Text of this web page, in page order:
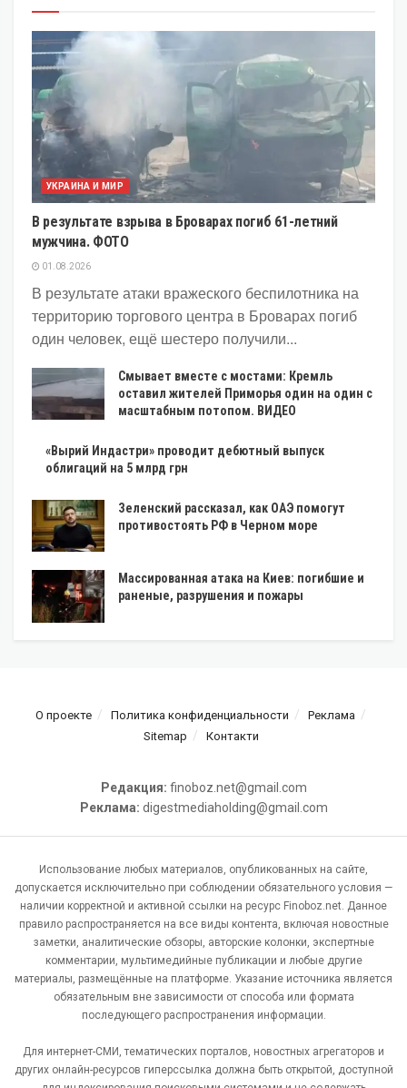
УКРАИНА И МИР
В результате взрыва в Броварах погиб 61-летний
мужчина. ФОТО
01.08.2026
В результате атаки вражеского беспилотника на
территорию торгового центра в Броварах погиб
один человек, ещё шестеро получили...
Смывает вместе с мостами: Кремль
оставил жителей Приморья один на один с
масштабным потопом. ВИДЕО
«Вырий Индастри» проводит дебютный выпуск
облигаций на 5 млрд грн
Зеленский рассказал, как ОАЭ помогут
противостоять РФ в Черном море
Массированная атака на Киев: погибшие и
раненые, разрушения и пожары
О проекте Политика конфиденциальности
Реклама
Sitemap
Контакти
Редакция: finoboz.net@gmail.com
Реклама: digestmediaholding@gmail.com
Использование любых материалов, опубликованных на сайте,
допускается исключительно при соблюдении обязательного условия —
наличии корректной и активной ссылки на ресурс Finoboz.net. Данное
правило распространяется на все виды контента, включая новостные
заметки, аналитические обзоры, авторские колонки, экспертные
комментарии, мультимедийные публикации и любые другие
материалы, размещённые на платформе. Указание источника является
обязательным вне зависимости от способа или формата
последующего распространения информации.
Для интернет-СМИ, тематических порталов, новостных агрегаторов и
других онлайн-ресурсов гиперссылка должна быть открытой, доступной